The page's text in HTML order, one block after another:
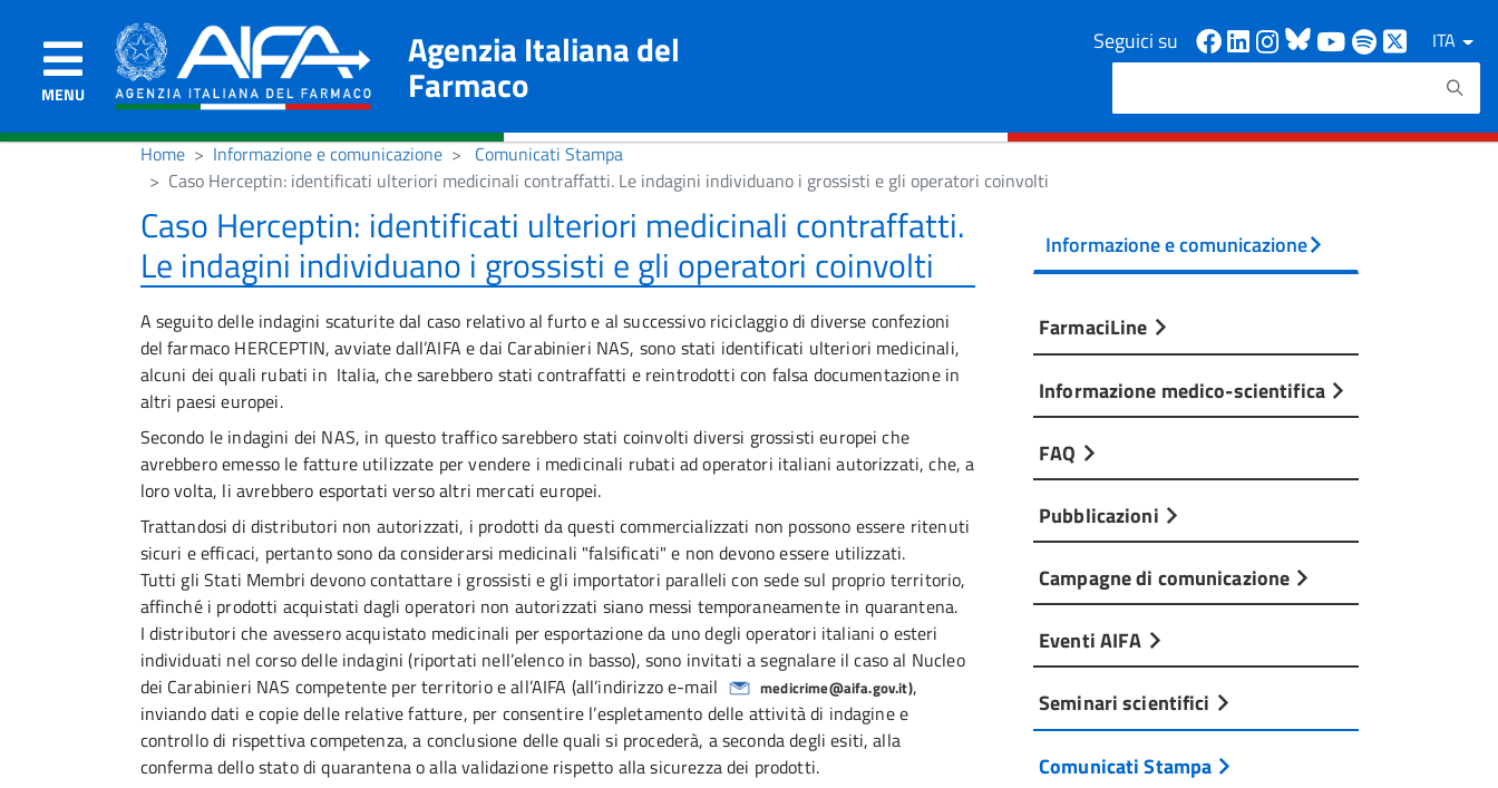
MENU
Agenzia Italiana del
Farmaco
Seguici su Facebook
Linkedin
Instagram
Bluesky
Youtube
Spotify
ITA
Cerca
Home Informazione e comunicazione
Comunicati Stampa
Caso Herceptin: identificati ulteriori medicinali contraffatti. Le indagini individuano i grossisti e gli operatori coinvolti
Caso Herceptin: identificati ulteriori medicinali contraffatti.
Le indagini individuano i grossisti e gli operatori coinvolti
A seguito delle indagini scaturite dal caso relativo al furto e al successivo riciclaggio di diverse confezioni
del farmaco HERCEPTIN, avviate dall’AIFA e dai Carabinieri NAS, sono stati identificati ulteriori medicinali,
alcuni dei quali rubati in Italia, che sarebbero stati contraffatti e reintrodotti con falsa documentazione in
altri paesi europei.
Secondo le indagini dei NAS, in questo traffico sarebbero stati coinvolti diversi grossisti europei che
avrebbero emesso le fatture utilizzate per vendere i medicinali rubati ad operatori italiani autorizzati, che, a
loro volta, li avrebbero esportati verso altri mercati europei.
Trattandosi di distributori non autorizzati, i prodotti da questi commercializzati non possono essere ritenuti
sicuri e efficaci, pertanto sono da considerarsi medicinali "falsificati" e non devono essere utilizzati.
Tutti gli Stati Membri devono contattare i grossisti e gli importatori paralleli con sede sul proprio territorio,
affinché i prodotti acquistati dagli operatori non autorizzati siano messi temporaneamente in quarantena.
I distributori che avessero acquistato medicinali per esportazione da uno degli operatori italiani o esteri
individuati nel corso delle indagini (riportati nell’elenco in basso), sono invitati a segnalare il caso al Nucleo
dei Carabinieri NAS competente per territorio e all’AIFA (all’indirizzo e-mail
medicrime@aifa.gov.it),
inviando dati e copie delle relative fatture, per consentire l’espletamento delle attività di indagine e
controllo di rispettiva competenza, a conclusione delle quali si procederà, a seconda degli esiti, alla
conferma dello stato di quarantena o alla validazione rispetto alla sicurezza dei prodotti.
Informazione e comunicazione
FarmaciLine
Informazione medico-scientifica
FAQ
Pubblicazioni
Campagne di comunicazione
Eventi AIFA
Seminari scientifici
Comunicati Stampa